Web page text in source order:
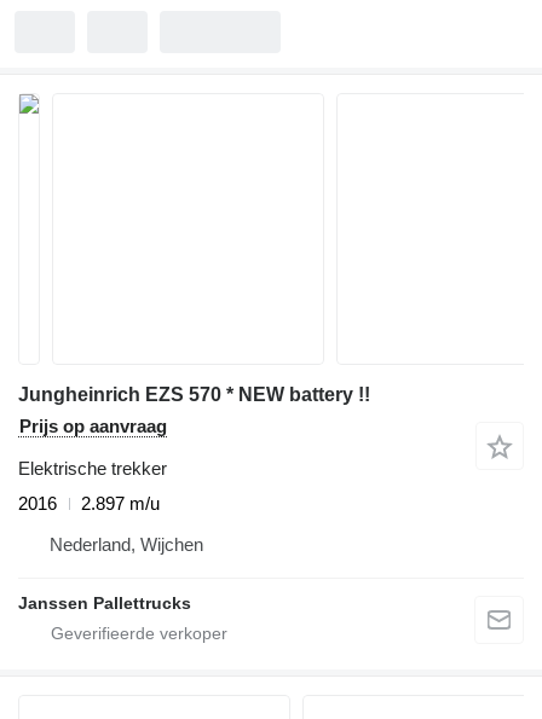
Jungheinrich EZS 570 * NEW battery !!
Prijs op aanvraag
Elektrische trekker
2016
2.897 m/u
Nederland, Wijchen
Janssen Pallettrucks